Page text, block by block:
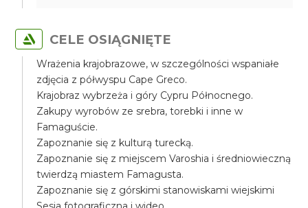
CELE OSIĄGNIĘTE
Wrażenia krajobrazowe, w szczególności wspaniałe
zdjęcia z półwyspu Cape Greco.
Krajobraz wybrzeża i góry Cypru Północnego.
Zakupy wyrobów ze srebra, torebki i inne w
Famaguście.
Zapoznanie się z kulturą turecką.
Zapoznanie się z miejscem Varoshia i średniowieczną
twierdzą miastem Famagusta.
Zapoznanie się z górskimi stanowiskami wiejskimi